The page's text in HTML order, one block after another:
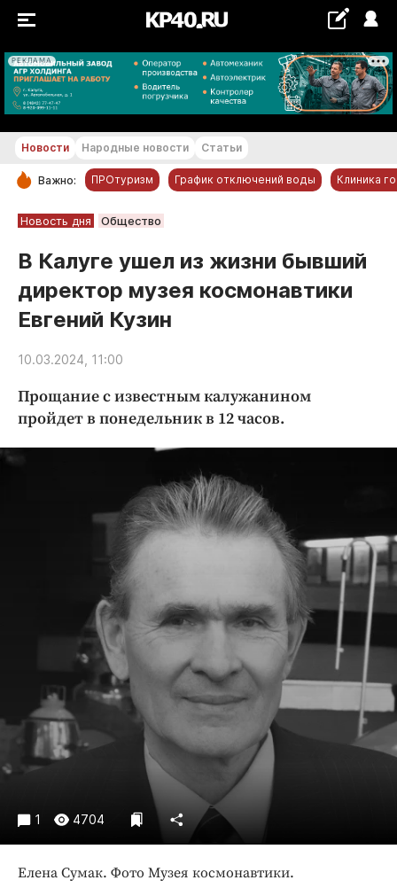
РЕКЛАМА
+22...+23 °С
РУБРИКИ
Новости компаний
Статьи
Народные новости
Авто и транспорт
Криминал
Образование
Общество
Праздники
Происшествия
Спорт
Экономика и бизнес
ПРОЕКТЫ
Блоги
Издания
Медиаперсона
Интересное чтиво
Клиника года
Работодатель года
Новости Народные новости Статьи
Важно: ПРОтуризм График отключений воды Клиника
Новость дня Общество
В Калуге ушел из жизни бывший
директор музея космонавтики
Евгений Кузин
10.03.2024, 11:00
Прощание с известным калужанином
пройдет в понедельник в 12 часов.
1 4704
Елена Сумак. Фото Музея космонавтики.